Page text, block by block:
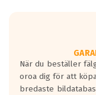
När du beställer
oroa dig för att
bredaste